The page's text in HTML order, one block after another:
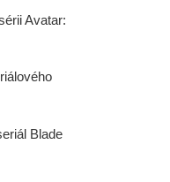
Avatar:
Blade